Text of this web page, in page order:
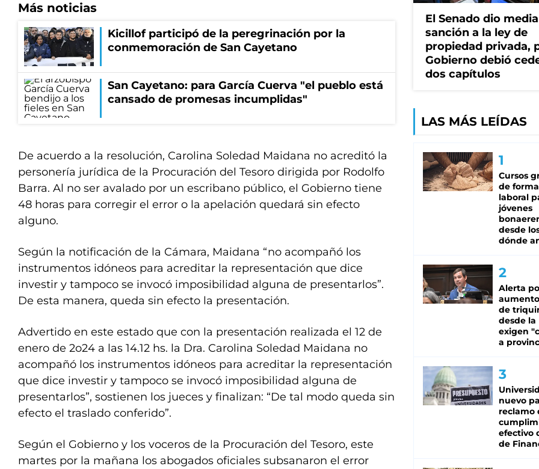
Más noticias
Kicillof participó de la peregrinación por la
conmemoración de San Cayetano
San Cayetano: para García Cuerva "el pueblo está
cansado de promesas incumplidas"
De acuerdo a la resolución, Carolina Soledad Maidana no acreditó la
personería jurídica de la Procuración del Tesoro dirigida por Rodolfo
Barra. Al no ser avalado por un escribano público, el Gobierno tiene
48 horas para corregir el error o la apelación quedará sin efecto
alguno.
Según la notificación de la Cámara, Maidana “no acompañó los
instrumentos idóneos para acreditar la representación que dice
investir y tampoco se invocó imposibilidad alguna de presentarlos”.
De esta manera, queda sin efecto la presentación.
Advertido en este estado que con la presentación realizada el 12 de
enero de 2o24 a las 14.12 hs. la Dra. Carolina Soledad Maidana no
acompañó los instrumentos idóneos para acreditar la representación
que dice investir y tampoco se invocó imposibilidad alguna de
presentarlos”, sostienen los jueces y finalizan: “De tal modo queda sin
efecto el traslado conferido”.
Según el Gobierno y los voceros de la Procuración del Tesoro, este
martes por la mañana los abogados oficiales subsanaron el error
El Senado dio media
sanción a la ley de
propiedad privada,
Gobierno debió
dos capítulos
LAS MÁS LEÍDAS
Cursos
de
laboral
jóvenes
desde
dónde
Alerta
de
desde la
exigen
a
nuevo
reclamo
efectivo
de